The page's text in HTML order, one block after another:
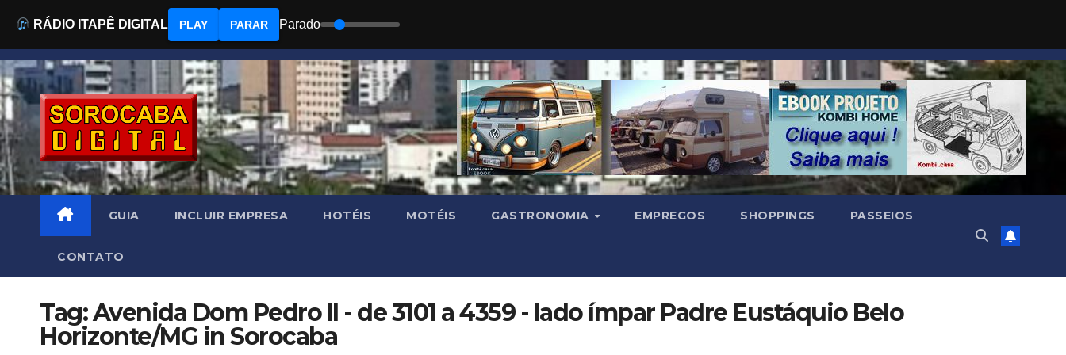
Skip
to
content
GUIA INCLUIR EMPRESA HOTÉIS MOTÉIS GASTRONOMIA EMPREGOS SHOPPINGS PASSEIOS
CONTATO
Tag: Avenida Dom Pedro II - de 3101 a 4359 - lado ímpar Padre Eustáquio Belo
Horizonte/MG in Sorocaba
RÁDIO ITAPÊ DIGITAL PLAY PARAR Parado